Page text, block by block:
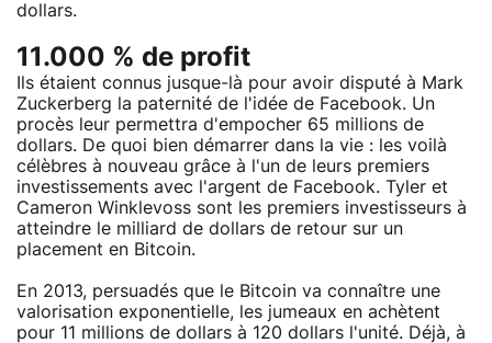
dollars.
11.000 % de profit
Ils étaient connus jusque-là pour avoir disputé à Mark
Zuckerberg la paternité de l'idée de Facebook. Un
procès leur permettra d'empocher 65 millions de
dollars. De quoi bien démarrer dans la vie : les voilà
célèbres à nouveau grâce à l'un de leurs premiers
investissements avec l'argent de Facebook. Tyler et
Cameron Winklevoss sont les premiers investisseurs à
atteindre le milliard de dollars de retour sur un
placement en Bitcoin.
En 2013, persuadés que le Bitcoin va connaître une
valorisation exponentielle, les jumeaux en achètent
pour 11 millions de dollars à 120 dollars l'unité. Déjà, à